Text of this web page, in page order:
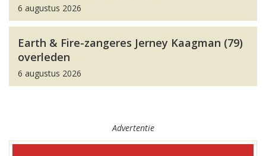
6 augustus 2026
Earth & Fire-zangeres Jerney Kaagman (79)
overleden
6 augustus 2026
Advertentie